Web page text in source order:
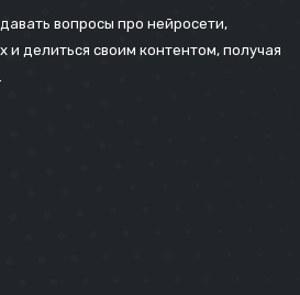
вопросы про нейросети,
и делиться своим контентом, получая